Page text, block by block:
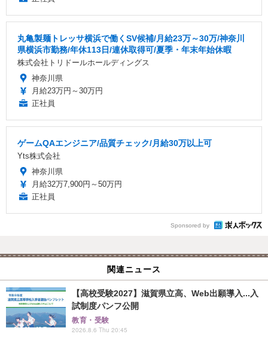
丸亀製麺トレッサ横浜で働くSV候補/月給23万～30万/神奈川
県横浜市勤務/年休113日/連休取得可/夏季・年末年始休暇
株式会社トリドールホールディングス
神奈川県
月給23万円～30万円
正社員
ゲームQAエンジニア/品質チェック/月給30万以上可
Yts株式会社
神奈川県
月給32万7,900円～50万円
正社員
Sponsored by
関連ニュース
【高校受験2027】滋賀県立高、Web出願導入...入
試制度パンフ公開
教育・受験
2026.8.6 Thu 20:45